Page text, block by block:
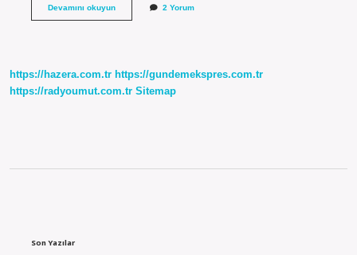
Devamını okuyunFal
2 Yorum
https://hazera.com.tr https://gundemekspres.com.tr
https://radyoumut.com.tr Sitemap
Son Yazılar